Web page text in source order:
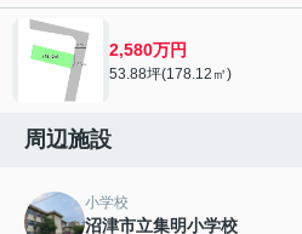
2,580万円
53.88坪(178.12㎡)
周辺施設
小学校
沼津市立集明小学校